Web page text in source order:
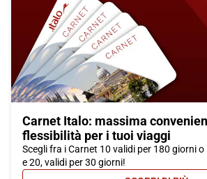
Carnet Italo: massima
flessibilità per i tuoi viaggi
Scegli fra i Carnet 10 validi per 180 giorni o
e 20, validi per 30 giorni!